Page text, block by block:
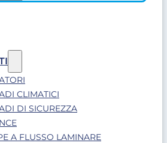
CLIMATICI
DI SICUREZZA
A FLUSSO LAMINARE